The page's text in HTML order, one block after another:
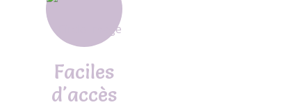
Faciles
d'accès